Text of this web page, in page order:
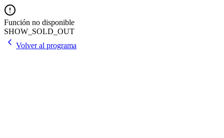
Función no disponible
SHOW_SOLD_OUT
Volver al programa